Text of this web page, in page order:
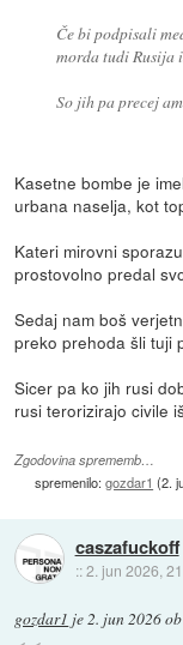
Če bi podpisali
morda tudi Rusija
So jih pa precej
Kasetne bombe je
urbana naselja, kot
Kateri mirovni
prostovolno predal
Sedaj nam boš
preko prehoda šli tuji
Sicer pa ko jih rusi
rusi terorizirajo civile
Zgodovina sprememb…
spremenilo:gozdar1 (2.
caszafuckoff
::2. jun 2026,
gozdar1 je 2. jun 2026